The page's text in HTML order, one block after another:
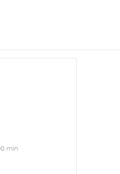
min